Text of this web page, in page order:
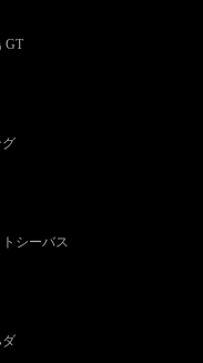
GT
グ
シーバス
ダ